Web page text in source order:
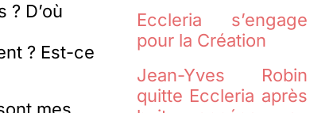
? D’où
? Est-ce
Eccleria s’engage
pour la Création
Jean-Yves Robin
quitte Eccleria après